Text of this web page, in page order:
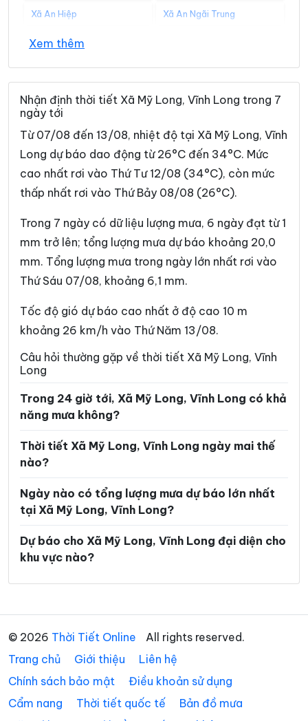
Xã An Hiệp Xã An Ngãi Trung
Xã An Phú Tân
Xã Ba Tri Xã Bảo Thạnh
Xã Bình Đại Xã Bình Phú
Xã Bình Phước
Xã Cái Nhum Xã Càng Long
Xã Cầu Kè Xã Cầu Ngang
Xã Châu Hòa Xã Châu Hưng
Xã Châu Thành Xã Chợ Lách
Xã Đại An Xã Đại Điền
Xã Đôn Châu Xã Đông Hải
Xã Đồng Khởi Xã Giao Long
Xã Giồng Trôm Xã Hàm Giang
Xã Hiệp Mỹ Xã Hiếu Phụng
Xã Hòa Hiệp
Xã Hùng Hòa Xã Hưng Khánh Trung
Xã Hưng Mỹ
Xã Hương Mỹ Xã Lộc Thuận
Xã Long Hiệp Xã Long Hồ
Xã Long Hòa Xã Long Hữu
Xã Lương Phú Xã Lưu Nghiệp Anh
Xã Mỏ Cày Xã Mỹ Chánh Hòa
Xã Mỹ Thuận Xã Ngãi Tứ
Xã Ngũ Lạc Xã Nhị Long
Xem thêm
Nhận định thời tiết Xã Mỹ Long, Vĩnh Long trong 7
ngày tới
Từ 07/08 đến 13/08, nhiệt độ tại Xã Mỹ Long, Vĩnh
Long dự báo dao động từ 26°C đến 34°C. Mức
cao nhất rơi vào Thứ Tư 12/08 (34°C), còn mức
thấp nhất rơi vào Thứ Bảy 08/08 (26°C).
Trong 7 ngày có dữ liệu lượng mưa, 6 ngày đạt từ 1
mm trở lên; tổng lượng mưa dự báo khoảng 20,0
mm. Tổng lượng mưa trong ngày lớn nhất rơi vào
Thứ Sáu 07/08, khoảng 6,1 mm.
Tốc độ gió dự báo cao nhất ở độ cao 10 m
khoảng 26 km/h vào Thứ Năm 13/08.
Câu hỏi thường gặp về thời tiết Xã Mỹ Long, Vĩnh
Long
Trong 24 giờ tới, Xã Mỹ Long, Vĩnh Long có khả
năng mưa không?
Thời tiết Xã Mỹ Long, Vĩnh Long ngày mai thế
nào?
Ngày nào có tổng lượng mưa dự báo lớn nhất
tại Xã Mỹ Long, Vĩnh Long?
Dự báo cho Xã Mỹ Long, Vĩnh Long đại diện cho
khu vực nào?
© 2026 Thời Tiết Online
All rights reserved.
Trang chủ
Giới thiệu
Liên hệ
Chính sách bảo mật
Điều khoản sử dụng
Cẩm nang
Thời tiết quốc tế
Bản đồ mưa